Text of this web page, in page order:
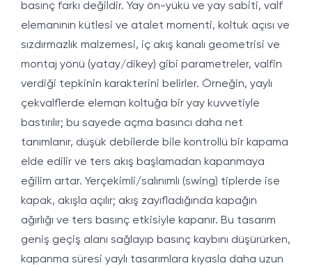
basınç farkı değildir. Yay ön-yükü ve yay sabiti, valf
elemanının kütlesi ve atalet momenti, koltuk açısı ve
sızdırmazlık malzemesi, iç akış kanalı geometrisi ve
montaj yönü (yatay/dikey) gibi parametreler, valfin
verdiği tepkinin karakterini belirler. Örneğin, yaylı
çekvalflerde eleman koltuğa bir yay kuvvetiyle
bastırılır; bu sayede açma basıncı daha net
tanımlanır, düşük debilerde bile kontrollü bir kapama
elde edilir ve ters akış başlamadan kapanmaya
eğilim artar. Yerçekimli/salınımlı (swing) tiplerde ise
kapak, akışla açılır; akış zayıfladığında kapağın
ağırlığı ve ters basınç etkisiyle kapanır. Bu tasarım
geniş geçiş alanı sağlayıp basınç kaybını düşürürken,
kapanma süresi yaylı tasarımlara kıyasla daha uzun